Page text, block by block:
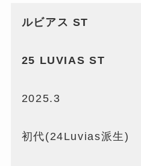
ルビアス ST
25 LUVIAS ST
2025.3
初代(24Luvias派生)